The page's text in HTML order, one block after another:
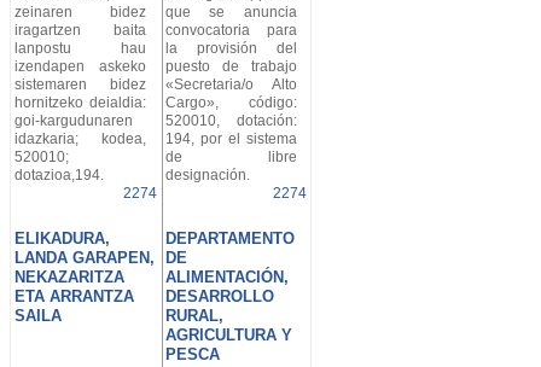
zeinaren bidez
iragartzen baita
lanpostu hau
izendapen askeko
sistemaren bidez
hornitzeko deialdia:
goi-kargudunaren
idazkaria; kodea,
520010;
dotazioa,194.
2274
que se anuncia
convocatoria para
la provisión del
puesto de trabajo
«Secretaria/o Alto
Cargo», código:
520010, dotación:
194, por el sistema
de libre
designación.
2274
ELIKADURA,
LANDA GARAPEN,
NEKAZARITZA
ETA ARRANTZA
SAILA
DEPARTAMENTO
DE
ALIMENTACIÓN,
DESARROLLO
RURAL,
AGRICULTURA Y
PESCA